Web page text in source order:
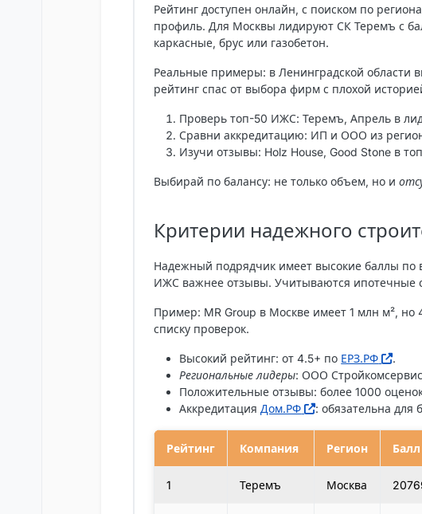
Рейтинг доступен онлайн, с поиском по
профиль. Для Москвы лидируют СК Теремъ с
каркасные, брус или газобетон.
Реальные примеры: в Ленинградской
рейтинг спас от выбора фирм с плохой
Проверь топ-50 ИЖС: Теремъ, Апрель в
Сравни аккредитацию: ИП и ООО из
Изучи отзывы: Holz House, Good Stone в
Выбирай по балансу: не только объем, но и
Критерии надежного
Надежный подрядчик имеет высокие баллы
ИЖС важнее отзывы. Учитываются ипотечные
Пример: MR Group в Москве имеет 1 млн м²,
списку проверок.
Высокий рейтинг: от 4.5+ по ЕРЗ.РФ
.
Региональные лидеры: ООО
Положительные отзывы: более 1000
Аккредитация Дом.РФ : обязательна для
Рейтинг Компания Регион Балл
1 Теремъ Москва